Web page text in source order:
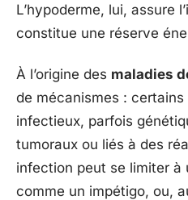
L’hypoderme, lui, assure
constitue une réserve
À l’origine des maladies
de mécanismes : certains
infectieux, parfois
tumoraux ou liés à des
infection peut se limiter à
comme un impétigo, ou,